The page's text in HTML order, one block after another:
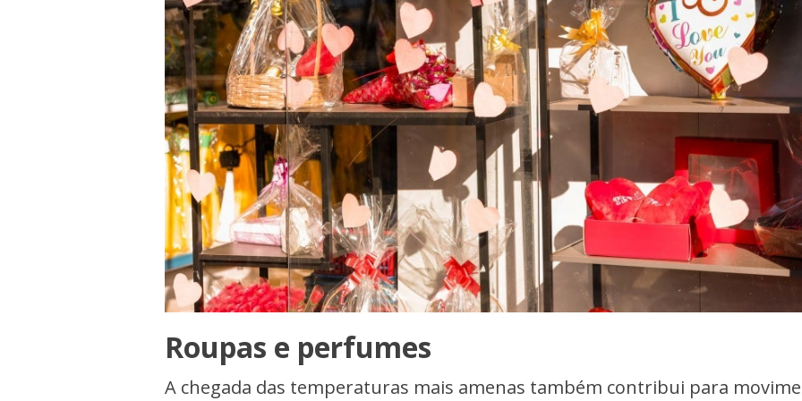
Roupas e perfumes
A chegada das temperaturas mais amenas também contribui para